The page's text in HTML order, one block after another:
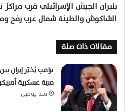
بنيران الجيش الإسرائيلي قرب
الشاكوش والطينة شمال غرب رفح
مقالات ذات صلة
ترامب يُخيّر إيران
ضربة عسكرية
منذ يومين